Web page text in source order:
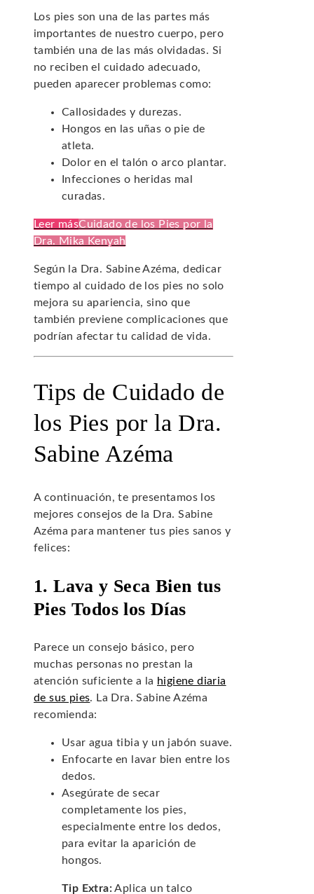
Los pies son una de las partes más
importantes de nuestro cuerpo, pero
también una de las más olvidadas. Si
no reciben el cuidado adecuado,
pueden aparecer problemas como:
Callosidades y durezas.
Hongos en las uñas o pie de
atleta.
Dolor en el talón o arco plantar.
Infecciones o heridas mal
curadas.
Leer másCuidado de los Pies por la
Dra. Mika Kenyah
Según la Dra. Sabine Azéma, dedicar
tiempo al cuidado de los pies no solo
mejora su apariencia, sino que
también previene complicaciones que
podrían afectar tu calidad de vida.
Tips de Cuidado de
los Pies por la Dra.
Sabine Azéma
A continuación, te presentamos los
mejores consejos de la Dra. Sabine
Azéma para mantener tus pies sanos y
felices:
1. Lava y Seca Bien tus
Pies Todos los Días
Parece un consejo básico, pero
muchas personas no prestan la
atención suficiente a la higiene diaria
de sus pies. La Dra. Sabine Azéma
recomienda:
Usar agua tibia y un jabón suave.
Enfocarte en lavar bien entre los
dedos.
Asegúrate de secar
completamente los pies,
especialmente entre los dedos,
para evitar la aparición de
hongos.
Tip Extra:Aplica un talco